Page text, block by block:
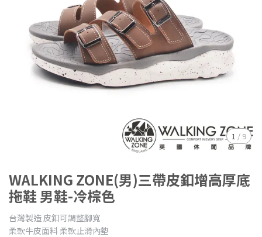
1 / 9
WALKING ZONE(男)三帶皮釦增高厚底
拖鞋 男鞋-冷棕色
台灣製造 皮釦可調整腳寬
柔軟牛皮面料 柔軟止滑內墊